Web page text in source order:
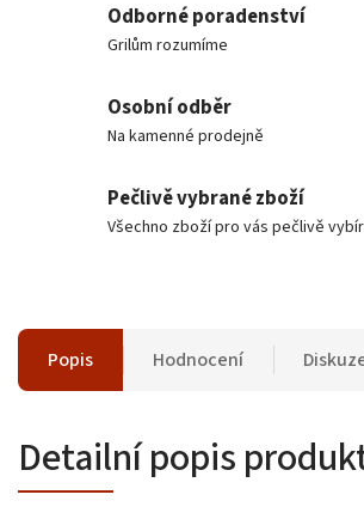
Odborné poradenství
Grilům rozumíme
Osobní odběr
Na kamenné prodejně
Pečlivě vybrané zboží
Všechno zboží pro vás pečlivě
Popis Hodnocení
Detailní popis